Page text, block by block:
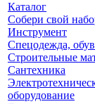
Каталог
Собери свой
Инструмент
Спецодежда,
Строительные
Сантехника
оборудование